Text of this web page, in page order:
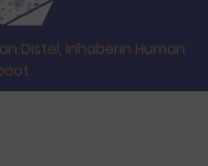
Distel, Inhaberin Human